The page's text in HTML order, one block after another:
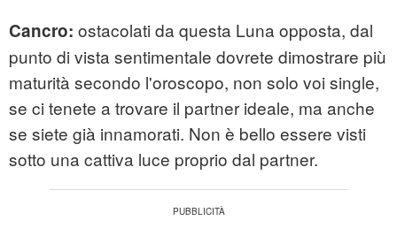
Cancro: ostacolati da questa Luna opposta, dal
punto di vista sentimentale dovrete dimostrare più
maturità secondo l'oroscopo, non solo voi single,
se ci tenete a trovare il partner ideale, ma anche
se siete già innamorati. Non è bello essere visti
sotto una cattiva luce proprio dal partner.